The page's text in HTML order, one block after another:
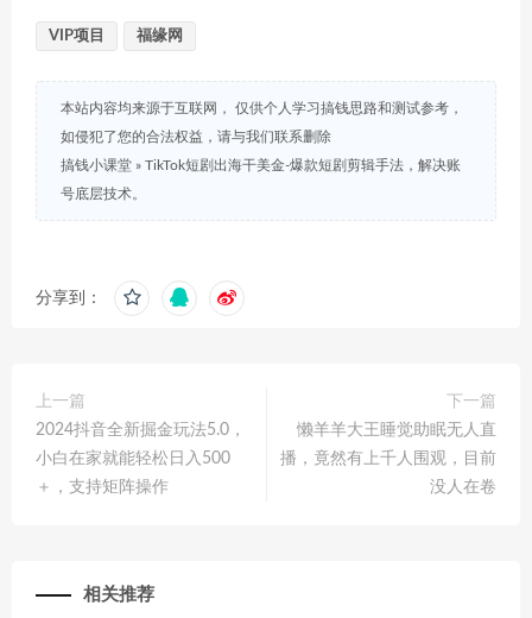
VIP项目 福缘网
本站内容均来源于互联网， 仅供个人学习搞钱思路和测试参考，
如侵犯了您的合法权益，请与我们联系删除
搞钱小课堂 » TikTok短剧出海干美金-爆款短剧剪辑手法，解决账
号底层技术。
分享到：
上一篇
2024抖音全新掘金玩法5.0，
小白在家就能轻松日入500
＋，支持矩阵操作
下一篇
懒羊羊大王睡觉助眠无人直
播，竟然有上千人围观，目前
没人在卷
相关推荐